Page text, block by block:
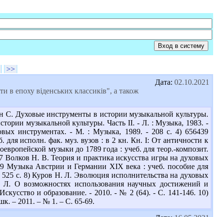
>>
Дата: 02.10.2021
в епоху віденських классиків", а також
Духовые инструменты в истории музыкальной культуры.
музыкальной культуры. Часть ІІ. - Л. : Музыка, 1983. -
инструментах. - М. : Музыка, 1989. - 208 с. 4) 656439
для исполн. фак. муз. вузов : в 2 кн. Кн. І: От античности к
музыки до 1789 года : учеб. для теор.-композит.
Н. В. Теория и практика искусства игры на духовых
Австрии и Германии ХІХ века : учеб. пособие для
с. 8) Куров Н. Л. Эволюция исполнительства на духовых
О возможностях использования научных достижений и
и образование. - 2010. - № 2 (64). - С. 141-146. 10)
– 2011. – № 1. – С. 65-69.